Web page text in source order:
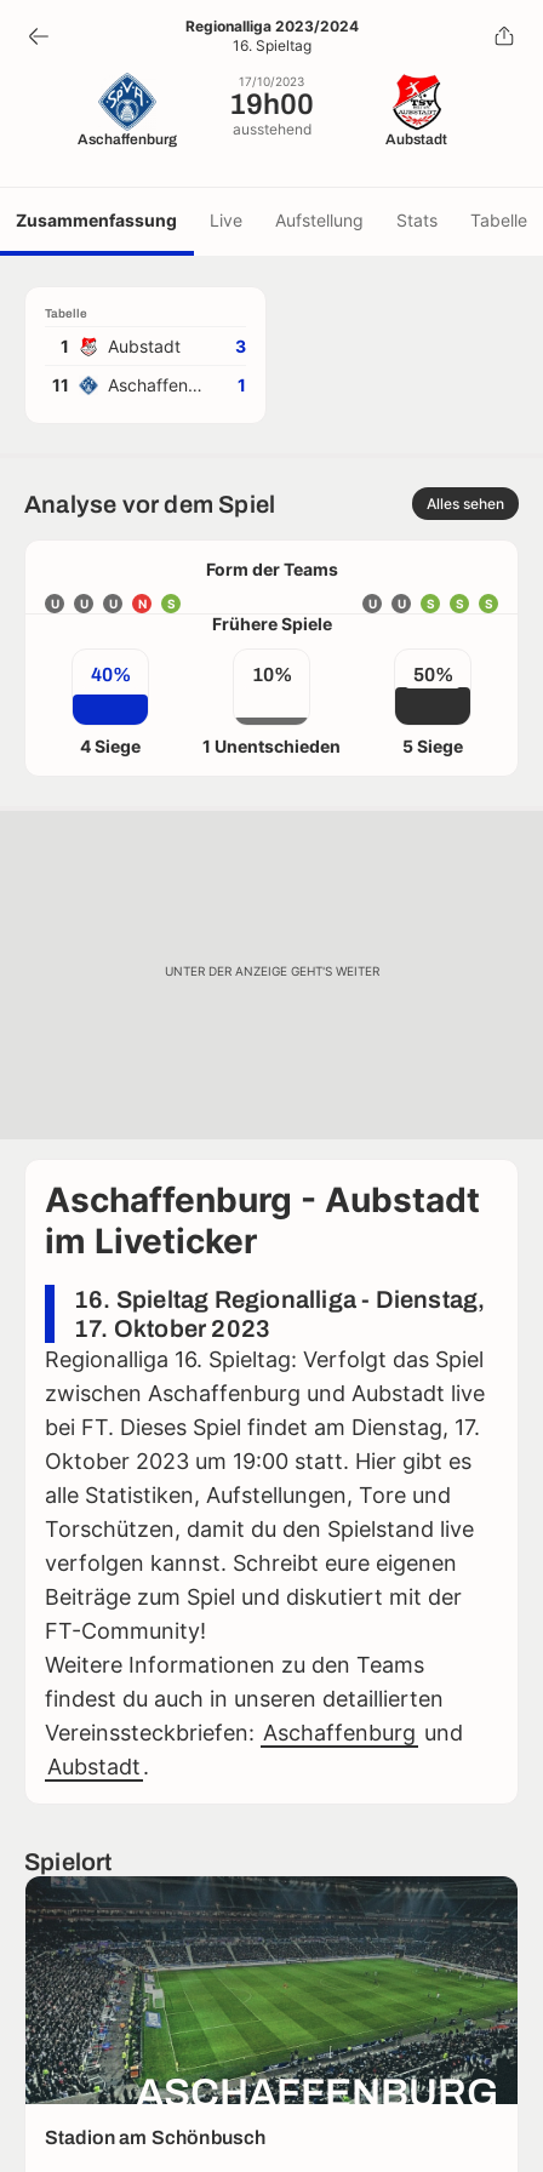
19h00
17/10/2023
Regionalliga 2023/2024
16. Spieltag
Aschaffenburg
17/10/2023
19h00
ausstehend
Aubstadt
Zusammenfassung Live Aufstellung Stats Tabelle
Tabelle
1 Aubstadt
3
11
Aschaffenburg 1
Analyse vor dem Spiel Alles sehen
Form der Teams
U U U N S S
S
S
U
U
Frühere Spiele
40%
4 Siege
10%
1 Unentschieden
50%
5 Siege
UNTER DER ANZEIGE GEHT'S WEITER
Aschaffenburg - Aubstadt
im Liveticker
16. Spieltag Regionalliga - Dienstag,
17. Oktober 2023
Regionalliga 16. Spieltag: Verfolgt das Spiel
zwischen Aschaffenburg und Aubstadt live
bei FT. Dieses Spiel findet am Dienstag, 17.
Oktober 2023 um 19:00 statt. Hier gibt es
alle Statistiken, Aufstellungen, Tore und
Torschützen, damit du den Spielstand live
verfolgen kannst. Schreibt eure eigenen
Beiträge zum Spiel und diskutiert mit der
FT-Community!
Weitere Informationen zu den Teams
findest du auch in unseren detaillierten
Vereinssteckbriefen: Aschaffenburg und
Aubstadt.
Spielort
ASCHAFFENBURG
Stadion am Schönbusch